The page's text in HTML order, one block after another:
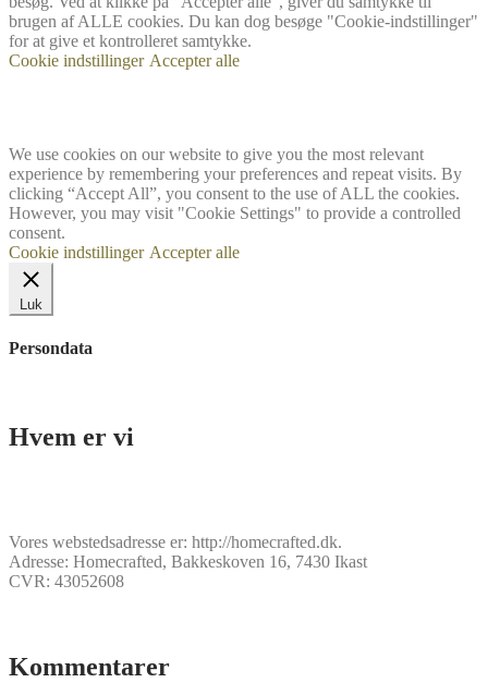
brugen af ​​ALLE cookies. Du kan dog besøge "Cookie-indstillinger"
for at give et kontrolleret samtykke.
Cookie indstillinger Accepter alle
We use cookies on our website to give you the most relevant
experience by remembering your preferences and repeat visits. By
clicking “Accept All”, you consent to the use of ALL the cookies.
However, you may visit "Cookie Settings" to provide a controlled
consent.
Cookie indstillinger Accepter alle
Luk
Persondata
Hvem er vi
Vores webstedsadresse er: http://homecrafted.dk.
Adresse: Homecrafted, Bakkeskoven 16, 7430 Ikast
CVR: 43052608
Kommentarer